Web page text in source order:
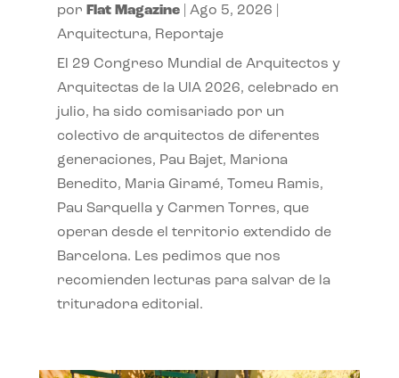
por Flat Magazine| Ago 5, 2026
Arquitectura, Reportaje
El 29 Congreso Mundial de Arquitectos y
Arquitectas de la UIA 2026, celebrado en
julio, ha sido comisariado por un
colectivo de arquitectos de diferentes
generaciones, Pau Bajet, Mariona
Benedito, Maria Giramé, Tomeu Ramis,
Pau Sarquella y Carmen Torres, que
operan desde el territorio extendido de
Barcelona. Les pedimos que nos
recomienden lecturas para salvar de la
trituradora editorial.